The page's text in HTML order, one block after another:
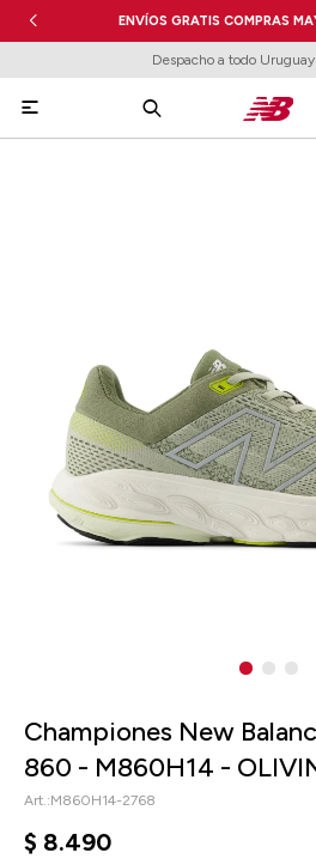
ENVÍOS GRATIS COMPRAS
Despacho a todo Uruguay

Championes New
860 - M860H14 -
M860H14-2768
$ 8.490